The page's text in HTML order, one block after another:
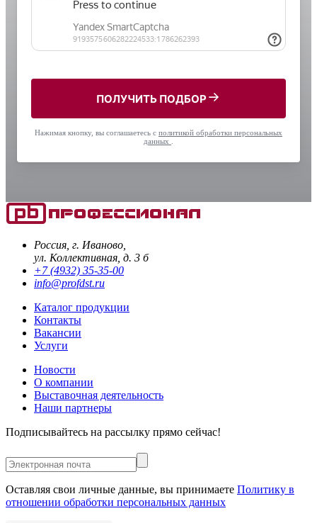
ПОЛУЧИТЬ ПОДБОР
Нажимая кнопку, вы соглашаетесь с политикой обработки персональных
данных
Россия, г. Иваново,
ул. Коллективная, д. 3 б
+7 (4932) 35-35-00
info@profdst.ru
Каталог продукции
Контакты
Вакансии
Услуги
Новости
О компании
Выставочная деятельность
Наши партнеры
Подписывайтесь на рассылку прямо сейчас!
Оставляя свои личные данные, вы принимаете Политику в
отношении обработки персональных данных